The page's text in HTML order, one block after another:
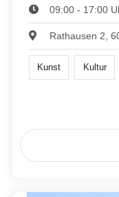
09:00 - 17:00
Rathausen 2,
Kunst Kultur